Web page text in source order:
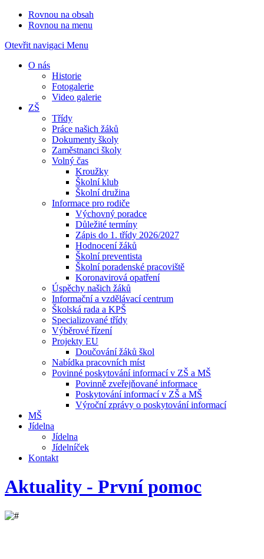
Rovnou na obsah
Rovnou na menu
Otevřit navigaci Menu
O nás
Historie
Fotogalerie
Video galerie
ZŠ
Třídy
Práce našich žáků
Dokumenty školy
Zaměstnanci školy
Volný čas
Kroužky
Školní klub
Školní družina
Informace pro rodiče
Výchovný poradce
Důležité termíny
Zápis do 1. třídy 2026/2027
Hodnocení žáků
Školní preventista
Školní poradenské pracoviště
Koronavirová opatření
Úspěchy našich žáků
Informační a vzdělávací centrum
Školská rada a KPŠ
Specializované třídy
Výběrové řízení
Projekty EU
Doučování žáků škol
Nabídka pracovních míst
Povinné poskytování informací v ZŠ a MŠ
Povinně zveřejňované informace
Poskytování informací v ZŠ a MŠ
Výroční zprávy o poskytování informací
MŠ
Jídelna
Jídelna
Jídelníček
Kontakt
Aktuality - První pomoc